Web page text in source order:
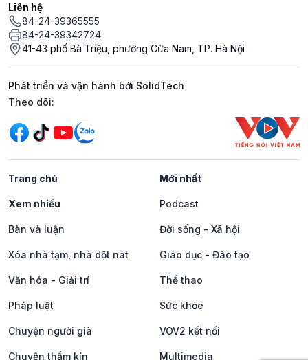
Liên hệ
84-24-39365555
84-24-39342724
41-43 phố Bà Triệu, phường Cửa Nam, TP. Hà Nội
Phát triển và vận hành bởi SolidTech
Mạng xã hội
Theo dõi:
Trang chủ Mới nhất
Xem nhiều Podcast
Bàn và luận Đời sống - Xã hội
Xóa nhà tạm, nhà dột nát Giáo dục - Đào tạo
Văn hóa - Giải trí Thể thao
Pháp luật Sức khỏe
Chuyện người già VOV2 kết nối
Chuyện thầm kín Multimedia